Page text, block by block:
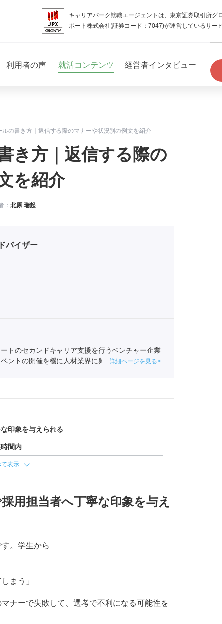
キャリアパーク就職エージェントは、東京証券取引所グ
ポート株式会社(証券コード：7047)が運営しているサー
利用者の声 就活コンテンツ 経営者インタビュー
ルの書き方｜返信する際のマナーや状況別の例文を紹介
き方｜返信する際の
を紹介
： 北原 瑞起
バイザー
トのセカンドキャリア支援を行うベンチャー企業
ントの開催を機に人材業界に興味を持ち始め、ポ
詳細ページを見る
印象を与えられる
間内
て表示
用担当者へ丁寧な印象を与え
。学生から
まう」
ナーで失敗して、選考で不利になる可能性を